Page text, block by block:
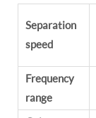
Separation
speed
Frequency
range